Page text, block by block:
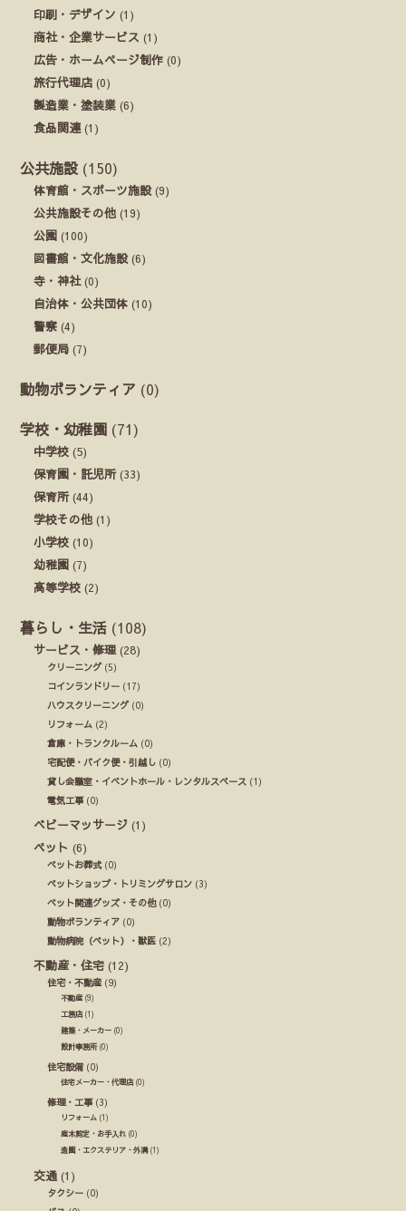
印刷・デザイン (1)
商社・企業サービス (1)
広告・ホームページ制作 (0)
旅行代理店 (0)
製造業・塗装業 (6)
食品関連 (1)
公共施設 (150)
体育館・スポーツ施設(9)
公共施設その他 (19)
公園 (100)
図書館・文化施設(6)
寺・神社(0)
自治体・公共団体 (10)
警察 (4)
郵便局 (7)
動物ボランティア (0)
学校・幼稚園 (71)
中学校 (5)
保育園・託児所(33)
保育所(44)
学校その他 (1)
小学校 (10)
幼稚園 (7)
高等学校 (2)
暮らし・生活 (108)
サービス・修理 (28)
クリーニング(5)
コインランドリー (17)
ハウスクリーニング(0)
リフォーム (2)
倉庫・トランクルーム (0)
宅配便・バイク便・引越し (0)
貸し会議室・イベントホール・レンタルスペース (1)
電気工事(0)
ベビーマッサージ (1)
ペット (6)
ペットお葬式(0)
ペットショップ・トリミングサロン (3)
ペット関連グッズ・その他(0)
動物ボランティア (0)
動物病院（ペット）・獣医 (2)
不動産・住宅 (12)
住宅・不動産 (9)
不動産 (9)
工務店 (1)
建築・メーカー (0)
設計事務所(0)
住宅設備(0)
住宅メーカー・代理店 (0)
修理・工事(3)
リフォーム (1)
庭木剪定・お手入れ (0)
造園・エクステリア・外溝(1)
交通 (1)
タクシー (0)